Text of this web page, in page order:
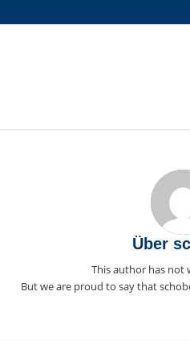
Über
This author has not
But we are proud to say that